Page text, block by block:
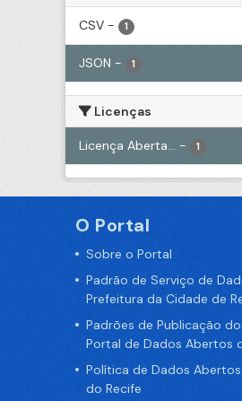
CSV - 1
JSON - 1
Licenças
Licença Aberta... - 1
O Portal
Sobre o Portal
Padrão de Serviço de
Prefeitura da Cidade de
Padrões de Publicação
Portal de Dados Abertos
Política de Dados
do Recife